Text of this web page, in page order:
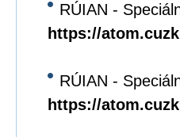
RÚIAN -
https://
RÚIAN -
https://